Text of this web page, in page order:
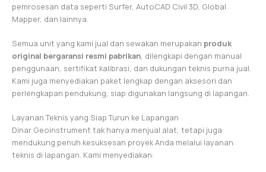
pemrosesan data seperti Surfer, AutoCAD Civil 3D, Global
Mapper, dan lainnya.
Semua unit yang kami jual dan sewakan merupakan produk
original bergaransi resmi pabrikan, dilengkapi dengan manual
penggunaan, sertifikat kalibrasi, dan dukungan teknis purna jual.
Kami juga menyediakan paket lengkap dengan aksesori dan
perlengkapan pendukung, siap digunakan langsung di lapangan.
Layanan Teknis yang Siap Turun ke Lapangan
Dinar Geoinstrument tak hanya menjual alat, tetapi juga
mendukung penuh kesuksesan proyek Anda melalui layanan
teknis di lapangan. Kami menyediakan: